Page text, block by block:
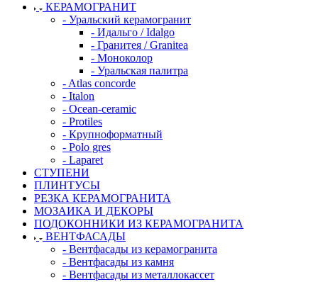
КЕРАМОГРАНИТ
- Уральский керамогранит
- Идальго / Idalgo
- Гранитея / Granitea
- Моноколор
- Уральская палитра
- Atlas concorde
- Italon
- Ocean-ceramic
- Protiles
- Крупноформатный
- Polo gres
- Laparet
СТУПЕНИ
ПЛИНТУСЫ
РЕЗКА КЕРАМОГРАНИТА
МОЗАИКА И ДЕКОРЫ
ПОДОКОННИКИ ИЗ КЕРАМОГРАНИТА
ВЕНТФАСАДЫ
- Вентфасады из керамогранита
- Вентфасады из камня
- Вентфасады из металлокассет